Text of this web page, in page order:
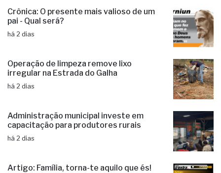
Crônica: O presente mais valioso de um
pai - Qual será?
há 2 dias
Operação de limpeza remove lixo
irregular na Estrada do Galha
há 2 dias
Administração municipal investe em
capacitação para produtores rurais
há 2 dias
Artigo: Família, torna-te aquilo que és!